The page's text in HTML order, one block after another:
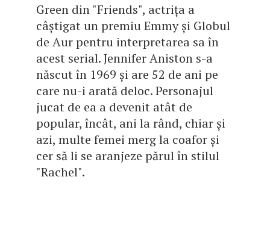
Green din "Friends", actrița a
câștigat un premiu Emmy și Globul
de Aur pentru interpretarea sa în
acest serial. Jennifer Aniston s-a
născut în 1969 și are 52 de ani pe
care nu-i arată deloc. Personajul
jucat de ea a devenit atât de
popular, încât, ani la rând, chiar și
azi, multe femei merg la coafor și
cer să li se aranjeze părul în stilul
"Rachel".